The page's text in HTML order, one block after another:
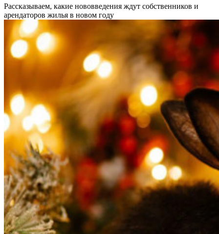
Рассказываем, какие нововведения ждут собственников и
арендаторов жилья в новом году